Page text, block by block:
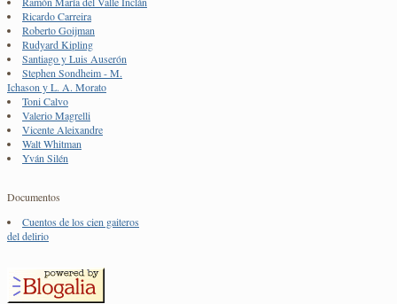
Ricardo Carreira
Roberto Goijman
Rudyard Kipling
Santiago y Luis Auserón
Stephen Sondheim - M.
Ichason y L. A. Morato
Toni Calvo
Valerio Magrelli
Vicente Aleixandre
Walt Whitman
Yván Silén
Documentos
Cuentos de los cien gaiteros
del delirio